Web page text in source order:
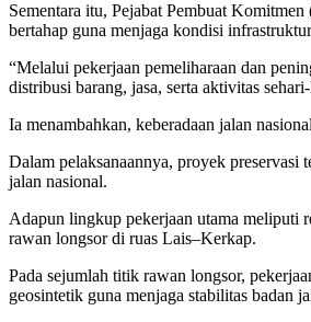
Sementara itu, Pejabat Pembuat
bertahap guna menjaga kondisi
“Melalui pekerjaan pemeliharaan dan
distribusi barang, jasa, serta aktivitas
Ia menambahkan, keberadaan jalan
Dalam pelaksanaannya, proyek preservasi
jalan nasional.
Adapun lingkup pekerjaan utama meliputi
rawan longsor di ruas Lais–Kerkap.
Pada sejumlah titik rawan longsor,
geosintetik guna menjaga stabilitas badan